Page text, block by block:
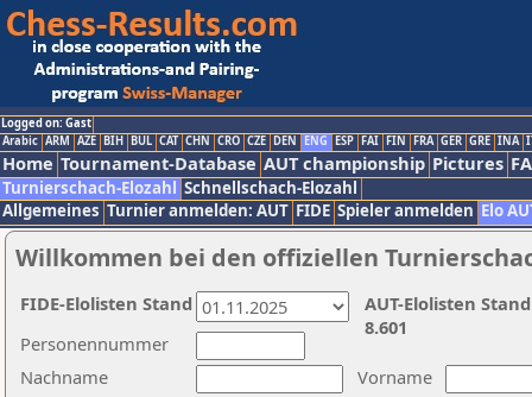
Logged on: Gast
Arabic ARM AZE BIH BUL CAT CHN CRO CZE DEN ENG ESP FAI FIN FRA GER GRE INA
Home Tournament-Database AUT championship Pictures
Turnierschach-Elozahl Schnellschach-Elozahl
Allgemeines Turnier anmelden: AUT FIDE Spieler anmelden Elo
Willkommen bei den offiziellen
Nachname
Vorname
Personennummer
AUT-Elolisten
8.601
FIDE-Elolisten Stand